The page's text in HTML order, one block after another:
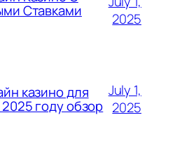
Ставками
2025
казино для
году обзор
July 1,
2025